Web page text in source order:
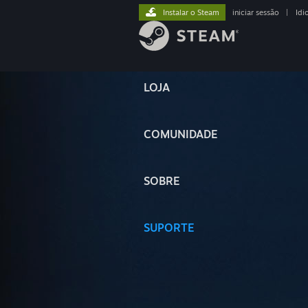
LOJA
COMUNIDADE
SOBRE
SUPORTE
Instalar o Steam iniciar sessão